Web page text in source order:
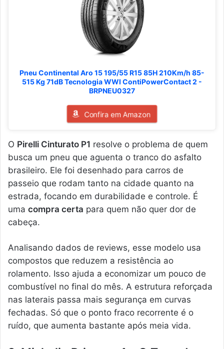
Pneu Continental Aro 15 195/55 R15 85H 210Km/h 85-
515 Kg 71dB Tecnologia WWI ContiPowerContact 2 -
BRPNEU0327
Confira em Amazon
O Pirelli Cinturato P1 resolve o problema de quem
busca um pneu que aguenta o tranco do asfalto
brasileiro. Ele foi desenhado para carros de
passeio que rodam tanto na cidade quanto na
estrada, focando em durabilidade e controle. É
uma compra certa para quem não quer dor de
cabeça.
Analisando dados de reviews, esse modelo usa
compostos que reduzem a resistência ao
rolamento. Isso ajuda a economizar um pouco de
combustível no final do mês. A estrutura reforçada
nas laterais passa mais segurança em curvas
fechadas. Só que o ponto fraco recorrente é o
ruído, que aumenta bastante após meia vida.